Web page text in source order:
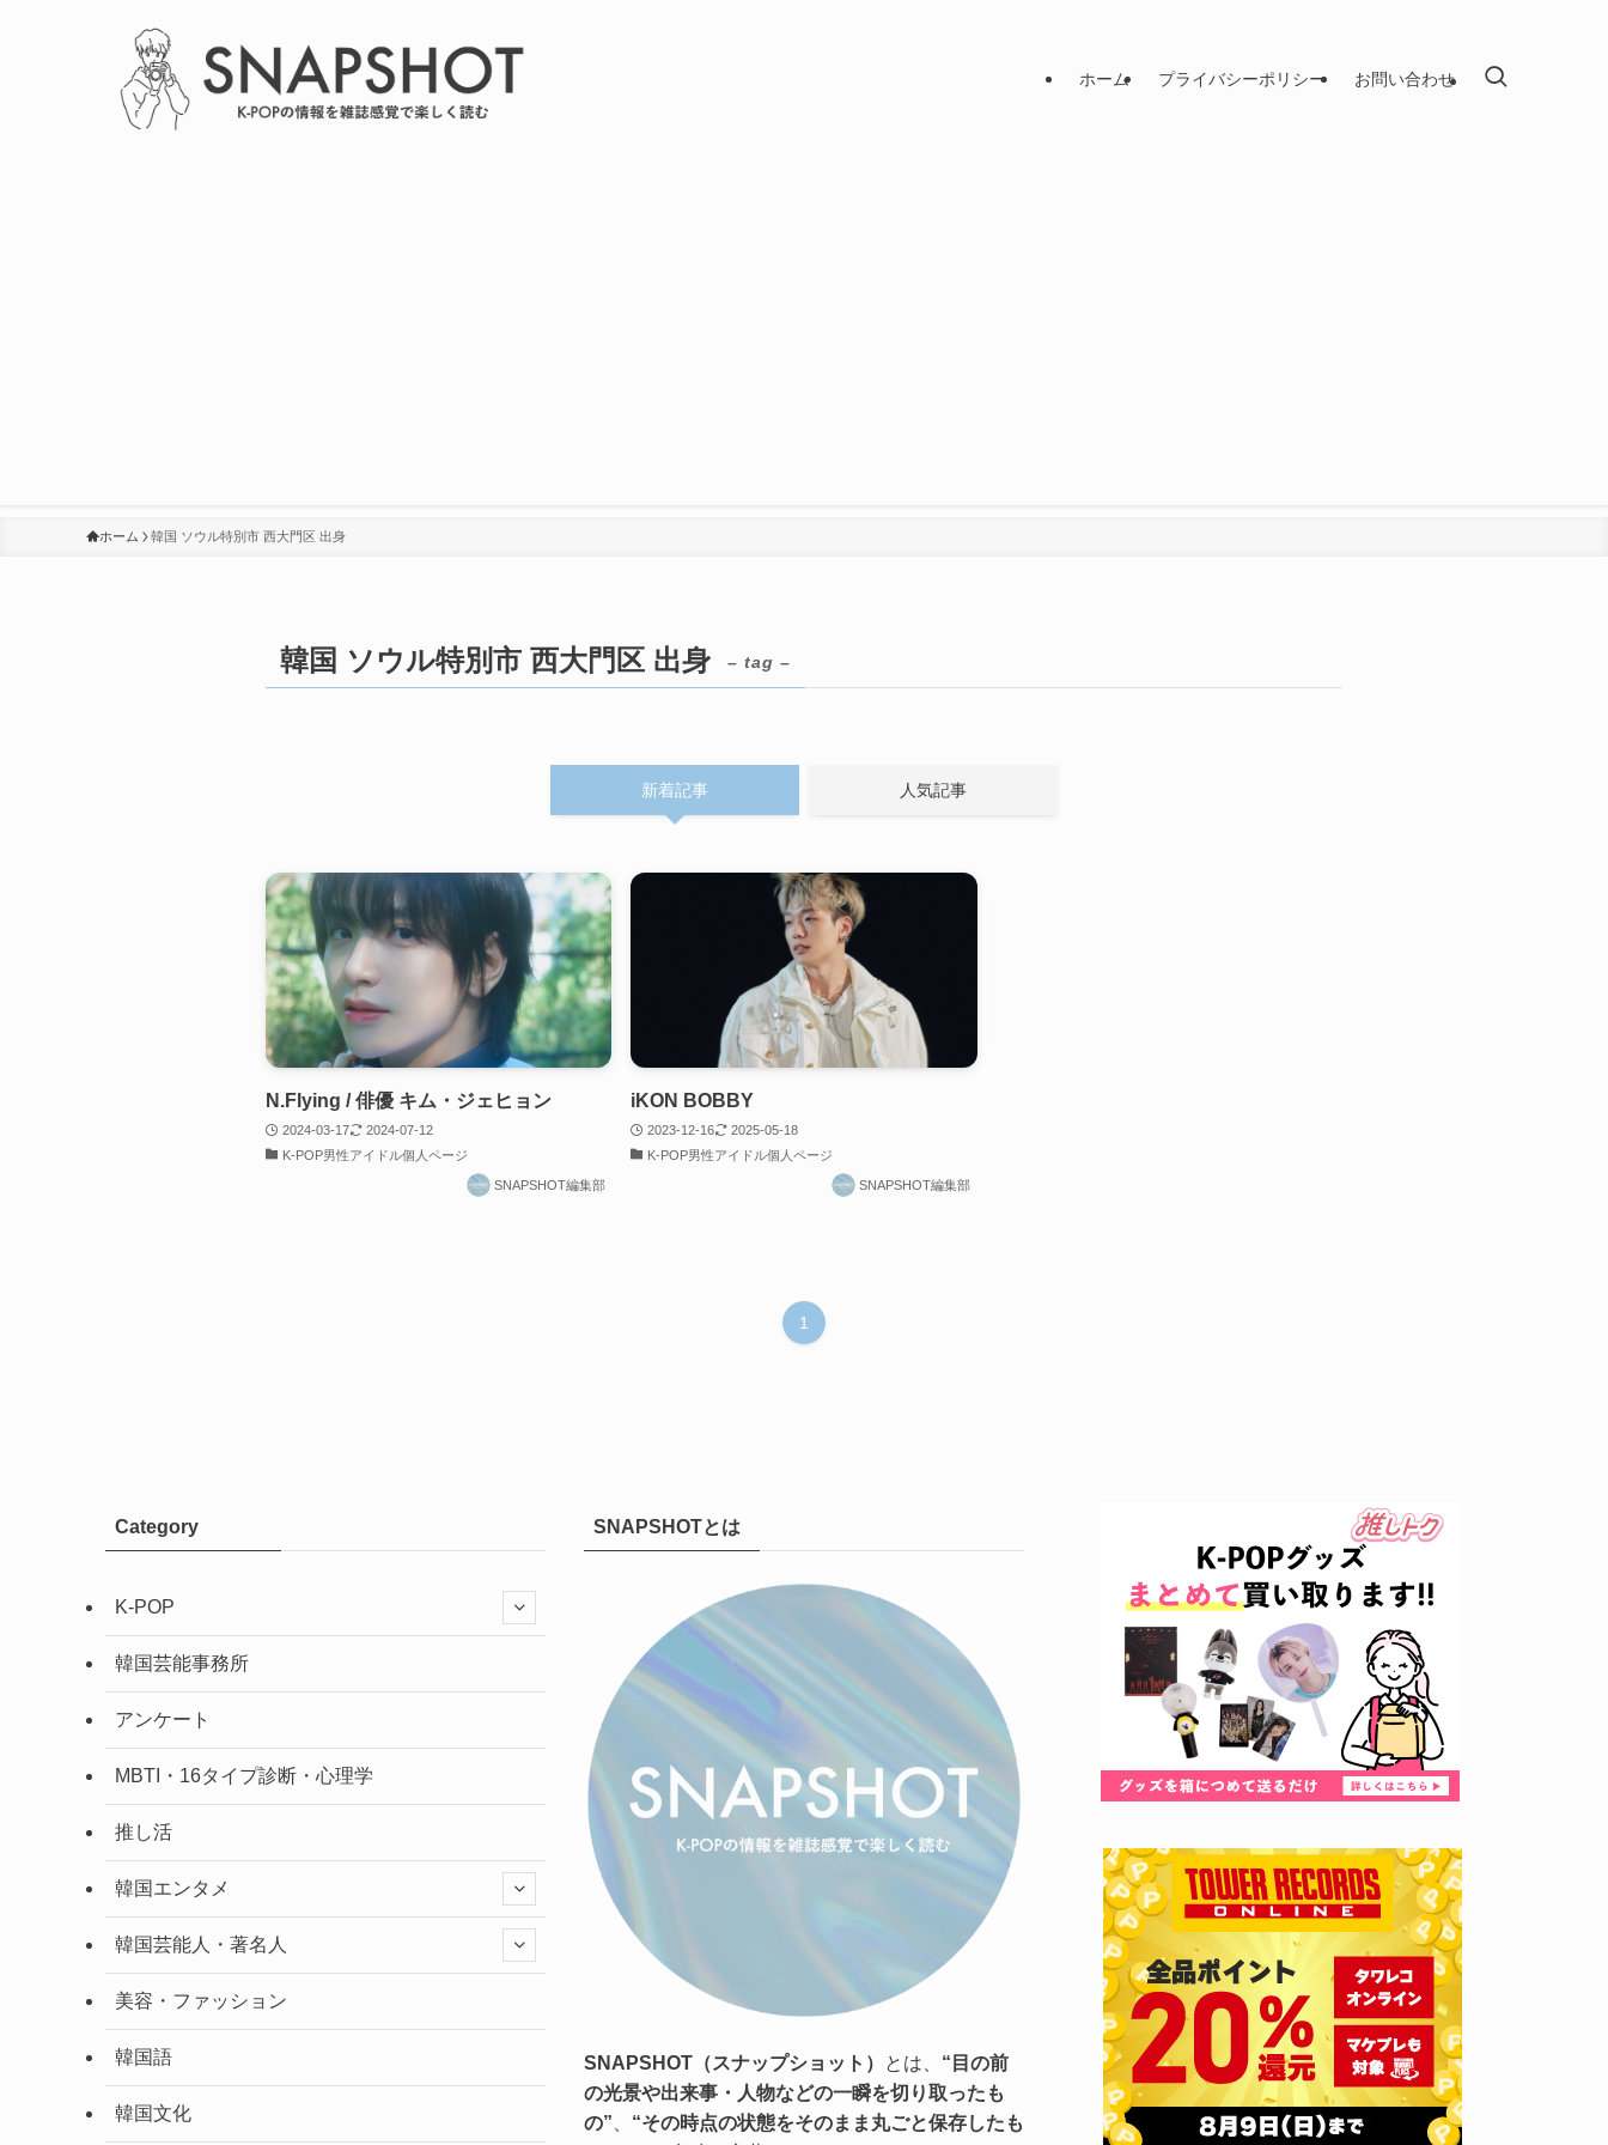
ホーム プライバシーポリシー お問い合わせ
ホーム 韓国 ソウル特別市 西大門区 出身
韓国 ソウル特別市 西大門区 出身 – tag –
新着記事 人気記事
N.Flying / 俳優 キム・ジェヒョン
2024-03-17
2024-07-12
K-POP男性アイドル個人ページ
SNAPSHOT編集部
iKON BOBBY
2023-12-16
2025-05-18
K-POP男性アイドル個人ページ
SNAPSHOT編集部
1
Category
K-POP
韓国芸能事務所
アンケート
MBTI・16タイプ診断・心理学
推し活
韓国エンタメ
韓国芸能人・著名人
美容・ファッション
韓国語
韓国文化
SNAPSHOTとは
SNAPSHOT（スナップショット） とは、 “目の前
の光景や出来事・人物などの一瞬を切り取ったも
の”、 “その時点の状態をそのまま丸ごと保存したも